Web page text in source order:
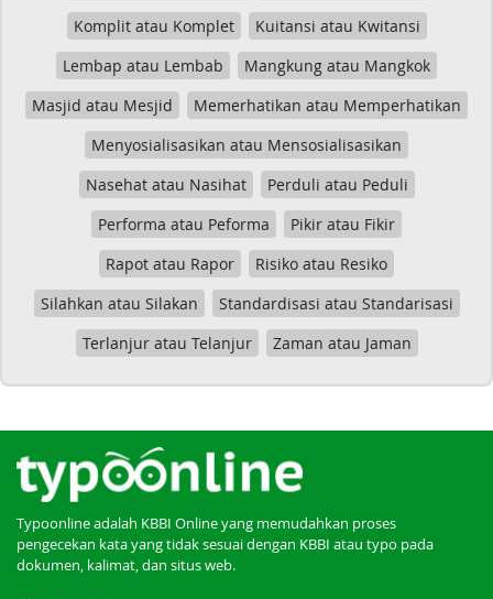
Komplit atau Komplet
Kuitansi atau Kwitansi
Lembap atau Lembab
Mangkung atau Mangkok
Masjid atau Mesjid
Memerhatikan atau Memperhatikan
Menyosialisasikan atau Mensosialisasikan
Nasehat atau Nasihat
Perduli atau Peduli
Performa atau Peforma
Pikir atau Fikir
Rapot atau Rapor
Risiko atau Resiko
Silahkan atau Silakan
Standardisasi atau Standarisasi
Terlanjur atau Telanjur
Zaman atau Jaman
Typoonline adalah KBBI Online yang memudahkan proses
pengecekan kata yang tidak sesuai dengan KBBI atau typo pada
dokumen, kalimat, dan situs web.